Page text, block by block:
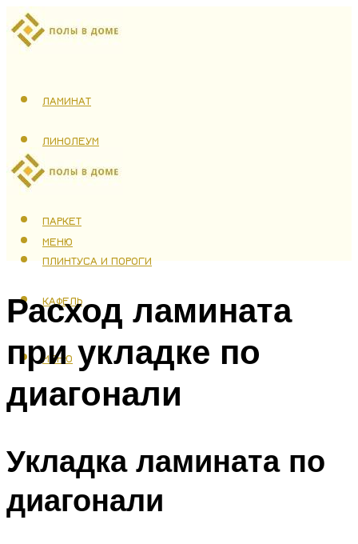
ЛАМИНАТ
ЛИНОЛЕУМ
ТЕПЛЫЙ ПОЛ
ПАРКЕТ
ПЛИНТУСА И ПОРОГИ
КАФЕЛЬ
МЕНЮ
МЕНЮ
Расход ламината
при укладке по
диагонали
Укладка ламината по
диагонали